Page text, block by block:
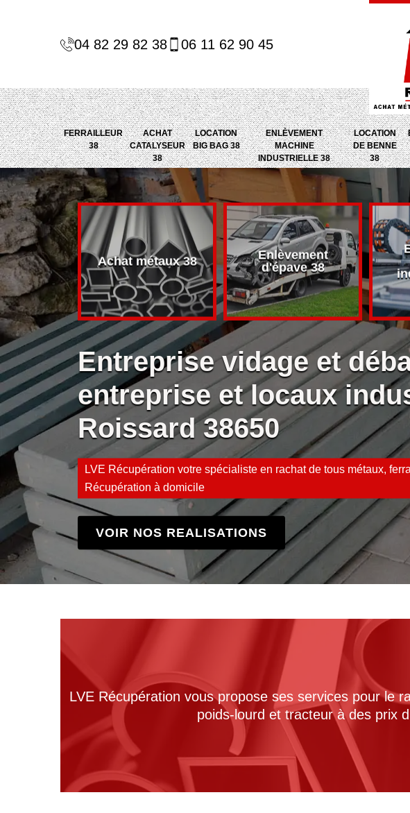
04 82 29 82 38 06 11 62 90 45
FERRAILLEUR
38
ACHAT
CATALYSEUR
38
LOCATION
BIG BAG 38
ENLÈVEMENT
MACHINE
INDUSTRIELLE 38
LOCATION
DE BENNE
38
38 Achat métaux 38
Enlèvement
d'épave 38
Entreprise vidage et
entreprise et locaux
Roissard 38650
LVE Récupération votre spécialiste en rachat de tous métaux,
Récupération à domicile
VOIR NOS REALISATIONS
LVE Récupération vous propose ses services pour le
poids-lourd et tracteur à des prix